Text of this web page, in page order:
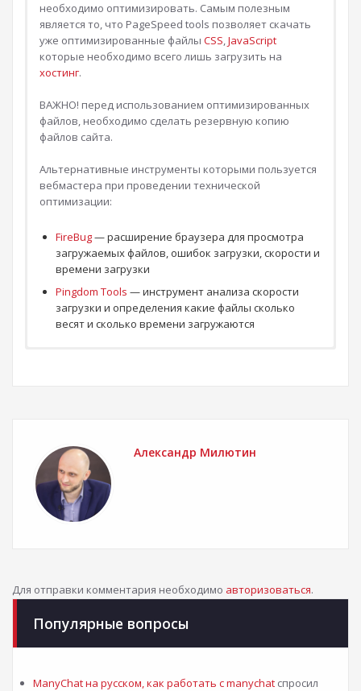
необходимо оптимизировать. Самым полезным
является то, что PageSpeed tools позволяет скачать
уже оптимизированные файлы CSS,JavaScript
которые необходимо всего лишь загрузить на
хостинг.
ВАЖНО! перед использованием оптимизированных
файлов, необходимо сделать резервную копию
файлов сайта.
Альтернативные инструменты которыми пользуется
вебмастера при проведении технической
оптимизации:
FireBug— расширение браузера для просмотра
загружаемых файлов, ошибок загрузки, скорости и
времени загрузки
Pingdom Tools — инструмент анализа скорости
загрузки и определения какие файлы сколько
весят и сколько времени загружаются
Александр Милютин
Для отправки комментария необходимо авторизоваться.
Популярные вопросы
ManyChat на русском, как работать с manychat спросил